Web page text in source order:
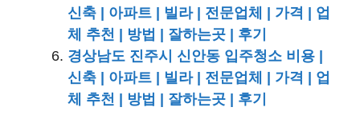
신축 | 아파트 | 빌라 | 전문업체 | 가격 | 업
체 추천 | 방법 | 잘하는곳 | 후기
경상남도 진주시 신안동 입주청소 비용 |
신축 | 아파트 | 빌라 | 전문업체 | 가격 | 업
체 추천 | 방법 | 잘하는곳 | 후기